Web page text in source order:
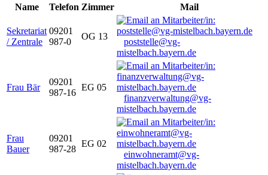
Name
Telefon Zimmer Mail
Sekretariat
/ Zentrale
09201
987-0
OG 13
poststelle@vg-
mistelbach.bayern.de
Frau Bär
09201
987-16
EG 05
finanzverwaltung@vg-
mistelbach.bayern.de
Frau
Bauer
09201
987-28
EG 02
einwohneramt@vg-
mistelbach.bayern.de